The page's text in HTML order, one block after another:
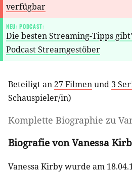
verfügbar
NEU: PODCAST:
Die besten Streaming-Tipps
Podcast Streamgestöber
Beteiligt an27 Filmenund 3
Schauspieler/in)
Komplette Biographie zu
Biografie von Vanessa
Vanessa Kirby wurde am